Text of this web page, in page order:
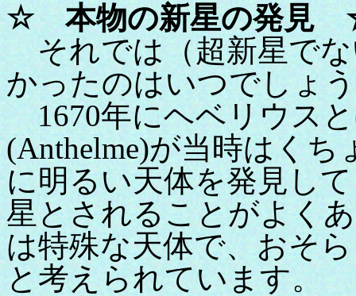
☆ 本物の新星の発見
それでは（超新星でな
かったのはいつでしょ
1670年にヘベリウスと
(Anthelme)が当時はく
に明るい天体を発見し
星とされることがよく
は特殊な天体で、おそ
と考えられています。